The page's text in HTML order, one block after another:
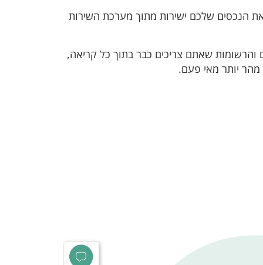
הנכסים שלכם ישירות מתוך מערכת השירות
והרשומות שאתם צריכים כבר בתוך כל קריאה,
מהר יותר מאי פעם.